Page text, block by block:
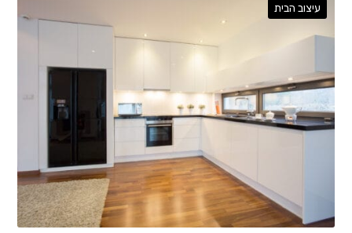
עיצוב הבית